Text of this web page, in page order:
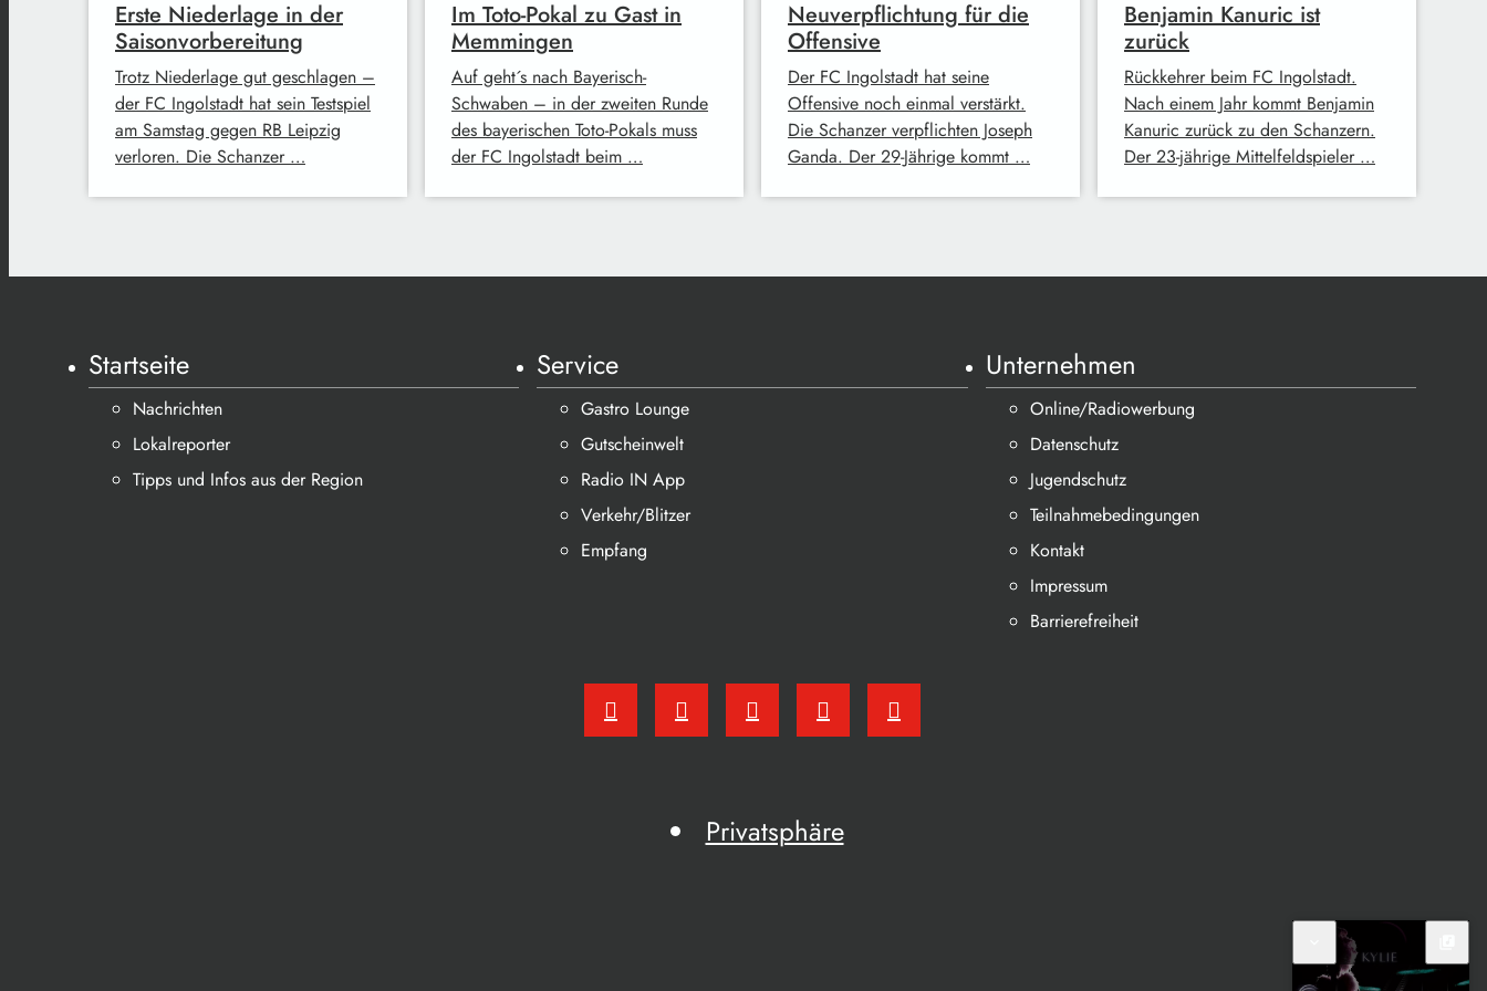
Erste Niederlage in der
Saisonvorbereitung
Trotz Niederlage gut geschlagen –
der FC Ingolstadt hat sein Testspiel
am Samstag gegen RB Leipzig
verloren. Die Schanzer …
Im Toto-Pokal zu Gast in
Memmingen
Auf geht´s nach Bayerisch-
Schwaben – in der zweiten Runde
des bayerischen Toto-Pokals muss
der FC Ingolstadt beim …
Neuverpflichtung für die
Offensive
Der FC Ingolstadt hat seine
Offensive noch einmal verstärkt.
Die Schanzer verpflichten Joseph
Ganda. Der 29-Jährige kommt …
Benjamin Kanuric ist
zurück
Rückkehrer beim FC Ingolstadt.
Nach einem Jahr kommt Benjamin
Kanuric zurück zu den Schanzern.
Der 23-jährige Mittelfeldspieler …
Startseite
Nachrichten
Lokalreporter
Tipps und Infos aus der Region
Service
Gastro Lounge
Gutscheinwelt
Radio IN App
Verkehr/Blitzer
Empfang
Unternehmen
Online/Radiowerbung
Datenschutz
Jugendschutz
Teilnahmebedingungen
Kontakt
Impressum
Barrierefreiheit
Privatsphäre